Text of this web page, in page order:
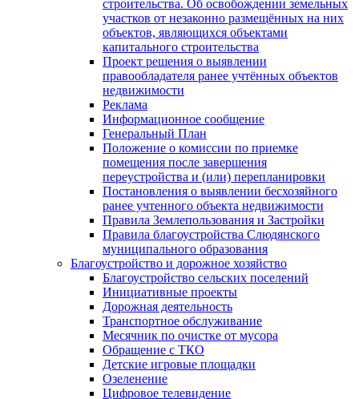
строительства. Об освобождении земельных
участков от незаконно размещённых на них
объектов, являющихся объектами
капитального строительства
Проект решения о выявлении
правообладателя ранее учтённых объектов
недвижимости
Реклама
Информационное сообщение
Генеральный План
Положение о комиссии по приемке
помещения после завершения
переустройства и (или) перепланировки
Постановления о выявлении бесхозяйного
ранее учтенного объекта недвижимости
Правила Землепользования и Застройки
Правила благоустройства Слюдянского
муниципального образования
Благоустройство и дорожное хозяйство
Благоустройство сельских поселений
Инициативные проекты
Дорожная деятельность
Транспортное обслуживание
Месячник по очистке от мусора
Обращение с ТКО
Детские игровые площадки
Озеленение
Цифровое телевидение